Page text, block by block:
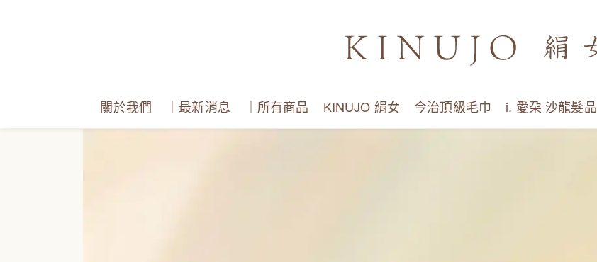
關於我們 ｜最新消息 ｜所有商品 KINUJO 絹女 今治頂級毛巾 i. 愛朶 沙龍髮品